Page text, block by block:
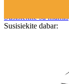
Susisiekite su mumis
Susisiekite dabar: